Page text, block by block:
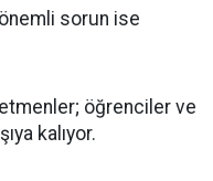
sorun ise
öğrenciler ve
kalıyor.